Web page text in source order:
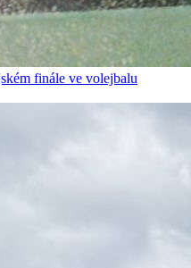
finále ve volejbalu